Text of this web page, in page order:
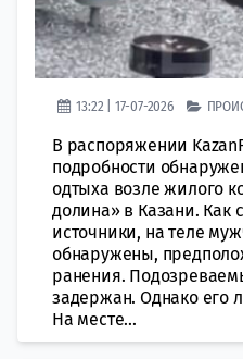
13:22 | 17-07-2026
В распоряжении
подробности
одтыха возле жилого
долина» в Казани.
источники, на теле
обнаружены,
ранения.
задержан. Однако его
На месте...